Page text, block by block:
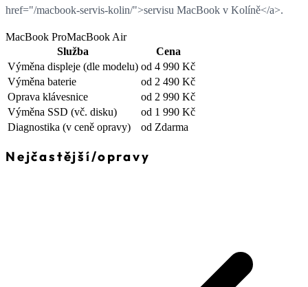
href="/macbook-servis-kolin/">servisu MacBook v Kolíně</a>.
MacBook ProMacBook Air
Služba
Cena
Výměna displeje (dle modelu) od 4 990 Kč
Výměna baterie
od 2 490 Kč
Oprava klávesnice
od 2 990 Kč
Výměna SSD (vč. disku)
od 1 990 Kč
Diagnostika (v ceně opravy) od Zdarma
Nejčastější/opravy